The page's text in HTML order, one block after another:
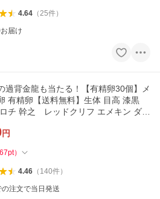
4.64（25件）
届け
過背金龍も当たる！【有精卵30個】メ
有精卵【送料無料】生体 目高 漆黒
チ 幹之 レッドクリフ エメキン ダル
円
67pt）
4.46（ 140件）
注文で当日発送